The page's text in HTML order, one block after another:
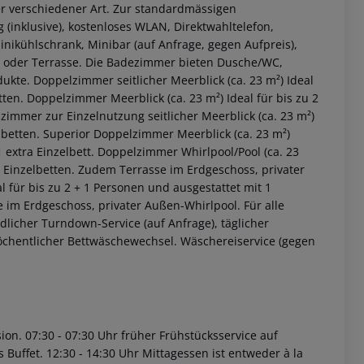
verschiedener Art. Zur standardmässigen
kostenloses WLAN, Direktwahltelefon,
Minibar (auf Anfrage, gegen Aufpreis),
Terrasse. Die Badezimmer bieten Dusche/WC,
Doppelzimmer seitlicher Meerblick (ca. 23 m²) Ideal
Doppelzimmer Meerblick (ca. 23 m²) Ideal für bis zu 2
zur Einzelnutzung seitlicher Meerblick (ca. 23 m²)
Superior Doppelzimmer Meerblick (ca. 23 m²)
extra Einzelbett. Doppelzimmer Whirlpool/Pool (ca. 23
Zudem Terrasse im Erdgeschoss, privater
für bis zu 2 + 1 Personen und ausgestattet mit 1
Erdgeschoss, privater Außen-Whirlpool. Für alle
Turndown-Service (auf Anfrage), täglicher
Bettwäschewechsel. Wäschereiservice (gegen
07:30 - 07:30 Uhr früher Frühstücksservice auf
Buffet. 12:30 - 14:30 Uhr Mittagessen ist entweder à la